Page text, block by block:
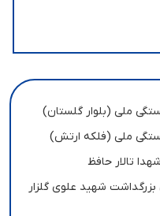
ملی (بلوار گلستان)
ملی (فلکه ارتش)
تالار حافظ
شهید علوی گلزار